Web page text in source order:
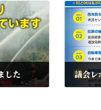
した 議会レ